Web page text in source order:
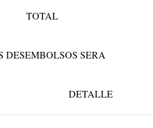
TOTAL
DESEMBOLSOS SERA
DETALLE